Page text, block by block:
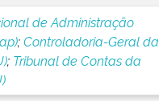
de Administração
;Controladoria-Geral da
; Tribunal de Contas da